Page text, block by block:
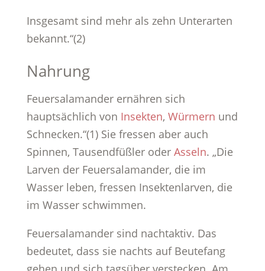
Insgesamt sind mehr als zehn Unterarten
bekannt.“(2)
Nahrung
Feuersalamander ernähren sich
hauptsächlich von Insekten, Würmern und
Schnecken.“(1) Sie fressen aber auch
Spinnen, Tausendfüßler oder Asseln. „Die
Larven der Feuersalamander, die im
Wasser leben, fressen Insektenlarven, die
im Wasser schwimmen.
Feuersalamander sind nachtaktiv. Das
bedeutet, dass sie nachts auf Beutefang